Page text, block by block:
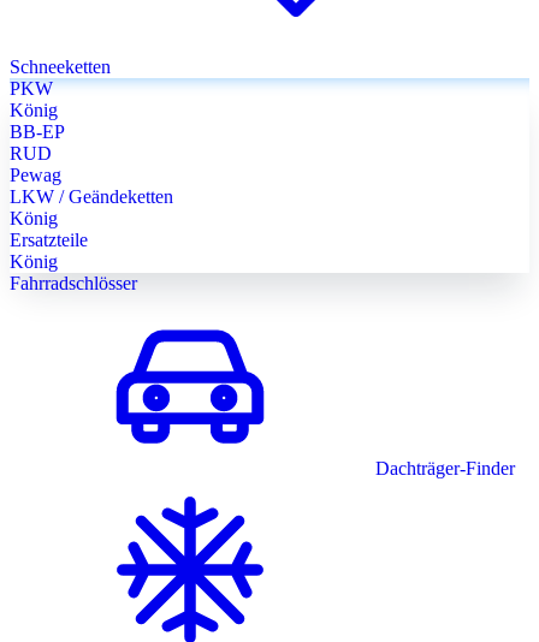
Schneeketten
PKW
König
BB-EP
RUD
Pewag
LKW / Geändeketten
König
Ersatzteile
König
Fahrradschlösser
Dachträger-Finder